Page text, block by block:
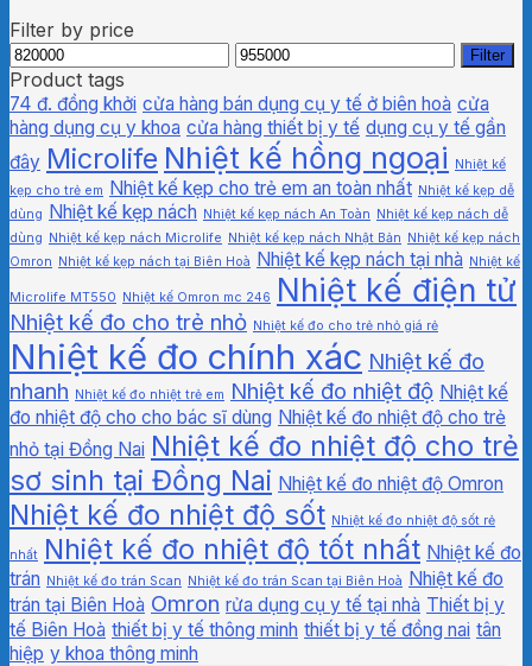
Filter by price
Min
price
Max
price
Filter
Product tags
74 đ. đồng khởi cửa hàng bán dụng cụ y tế ở biên hoà cửa
hàng dụng cụ y khoa cửa hàng thiết bị y tế dụng cụ y tế gần
đây Microlife Nhiệt kế hồng ngoại
Nhiệt kế
kẹp cho trẻ em Nhiệt kế kẹp cho trẻ em an toàn nhất Nhiệt kế kẹp dễ
dùng Nhiệt kế kẹp nách Nhiệt kế kẹp nách An Toàn Nhiệt kế kẹp nách dễ
dùng Nhiệt kế kẹp nách Microlife Nhiệt kế kẹp nách Nhật Bản Nhiệt kế kẹp nách
Omron Nhiệt kế kẹp nách tại Biên Hoà Nhiệt kế kẹp nách tại nhà Nhiệt kế
Microlife MT550 Nhiệt kế Omron mc 246 Nhiệt kế điện tử
Nhiệt kế đo cho trẻ nhỏ Nhiệt kế đo cho trẻ nhỏ giá rẻ
Nhiệt kế đo chính xác Nhiệt kế đo
nhanh Nhiệt kế đo nhiệt trẻ em Nhiệt kế đo nhiệt độ Nhiệt kế
đo nhiệt độ cho cho bác sĩ dùng Nhiệt kế đo nhiệt độ cho trẻ
nhỏ tại Đồng Nai Nhiệt kế đo nhiệt độ cho trẻ
sơ sinh tại Đồng Nai Nhiệt kế đo nhiệt độ Omron
Nhiệt kế đo nhiệt độ sốt Nhiệt kế đo nhiệt độ sốt rẻ
nhất Nhiệt kế đo nhiệt độ tốt nhất Nhiệt kế đo
trán Nhiệt kế đo trán Scan Nhiệt kế đo trán Scan tại Biên Hoà Nhiệt kế đo
trán tại Biên Hoà Omron rửa dụng cụ y tế tại nhà Thiết bị y
tế Biên Hoà thiết bị y tế thông minh thiết bị y tế đồng nai tân
hiệp y khoa thông minh